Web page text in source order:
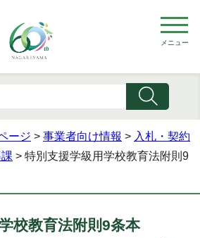
メニュー
ージ > 事業者向け情報 > 入札・契約
> 特別支援学級用学校教育法附則9
校教育法附則9条本